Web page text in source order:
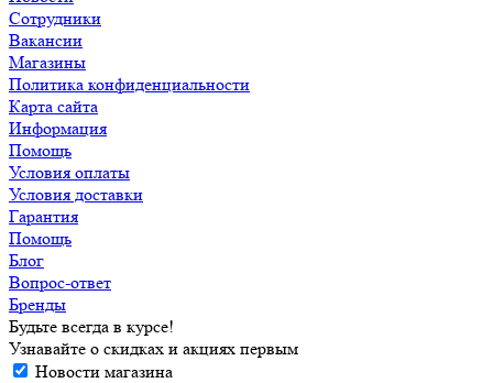
Сотрудники
Вакансии
Магазины
Политика конфиденциальности
Карта сайта
Информация
Помощь
Условия оплаты
Условия доставки
Гарантия
Помощь
Блог
Вопрос-ответ
Бренды
Будьте всегда в курсе!
Узнавайте о скидках и акциях первым
Новости магазина